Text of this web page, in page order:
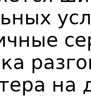
на